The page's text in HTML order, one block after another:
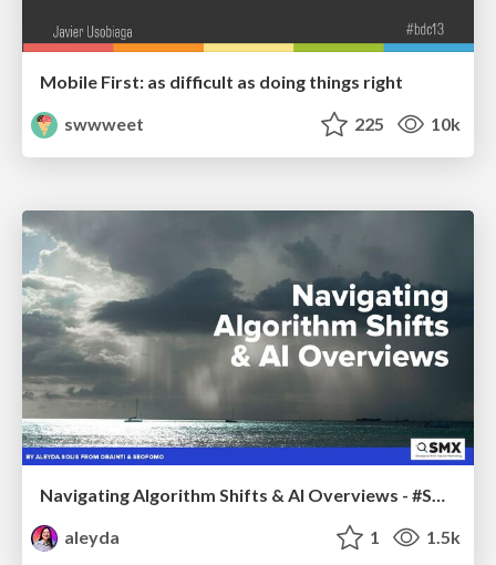
Mobile First: as difficult as doing things right
swwweet
225 10k
aleyda
1 1.5k